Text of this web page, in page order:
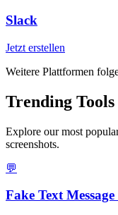
Slack
Jetzt erstellen
Weitere Plattformen
Trending Tools
Explore our most
screenshots.
💬
Fake Text